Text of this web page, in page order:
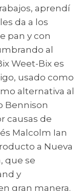
aprendí
da a los
pan y con
al
Weet-Bix es
usado como
alternativa al
Bennison
causas de
Malcolm Ian
a Nueva
que se
y
gran manera.